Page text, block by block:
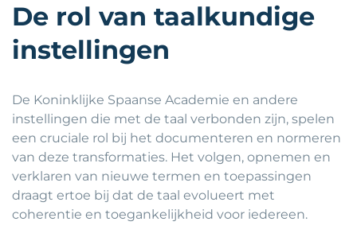
De rol van taalkundige
instellingen
De Koninklijke Spaanse Academie en andere
instellingen die met de taal verbonden zijn, spelen
een cruciale rol bij het documenteren en normeren
van deze transformaties. Het volgen, opnemen en
verklaren van nieuwe termen en toepassingen
draagt ertoe bij dat de taal evolueert met
coherentie en toegankelijkheid voor iedereen.